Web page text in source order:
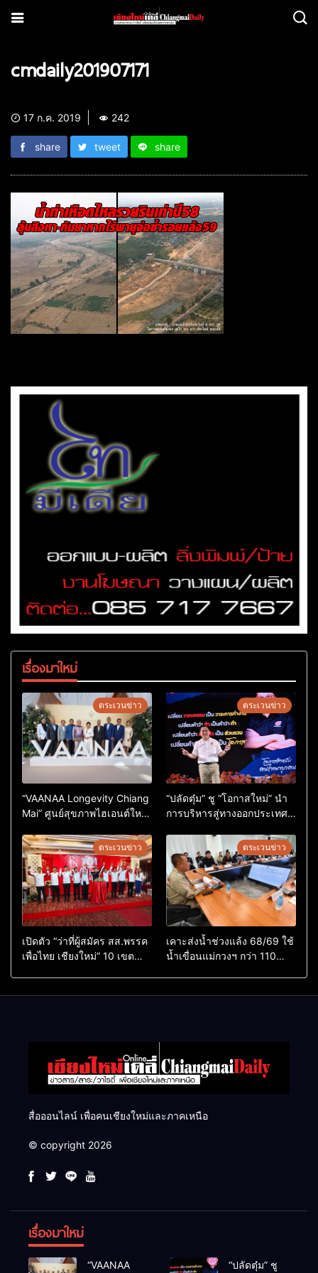
cmdaily201907171
17 ก.ค. 2019 242
share tweet share
เรื่องมาใหม่
ตระเวนข่าว
“VAANAA Longevity Chiang
Mai” ศูนย์สุขภาพไฮเอนต์ใหญ่
ตระเวนข่าว
“ปลัดตุ๋ม” ชู “โอกาสใหม่” นำ
การบริหารสู่ทางออกประเทศ
ตระเวนข่าว
เปิดตัว “ว่าที่ผู้สมัคร สส.พรรค
เพื่อไทย เชียงใหม่” 10 เขต
ตระเวนข่าว
เคาะส่งน้ำช่วงแล้ง 68/69 ใช้
น้ำเขื่อนแม่กวงฯ กว่า 110
สื่อออนไลน์ เพื่อคนเชียงใหม่และภาคเหนือ
© copyright 2026
เรื่องมาใหม่
“VAANAA “ปลัดตุ๋ม” ชู